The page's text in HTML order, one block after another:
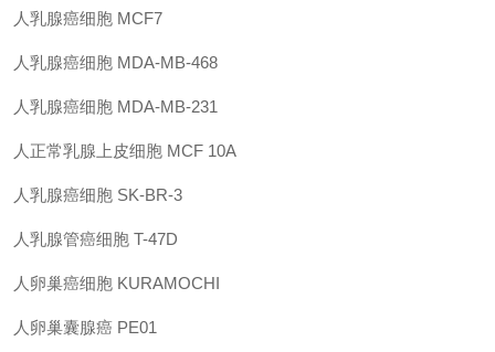
人乳腺癌细胞 MCF7
人乳腺癌细胞 MDA-MB-468
人乳腺癌细胞 MDA-MB-231
人正常乳腺上皮细胞 MCF 10A
人乳腺癌细胞 SK-BR-3
人乳腺管癌细胞 T-47D
人卵巢癌细胞 KURAMOCHI
人卵巢囊腺癌 PE01